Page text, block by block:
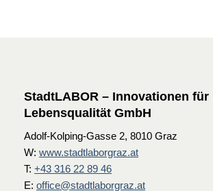
StadtLABOR – Innovationen für
Lebensqualität GmbH
Adolf-Kolping-Gasse 2, 8010 Graz
W: www.stadtlaborgraz.at
T: +43 316 22 89 46
E: office@stadtlaborgraz.at